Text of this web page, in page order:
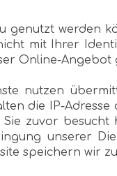
genutzt werden
mit Ihrer
Online-
nutzen
die IP-
zuvor
unserer
speichern wir